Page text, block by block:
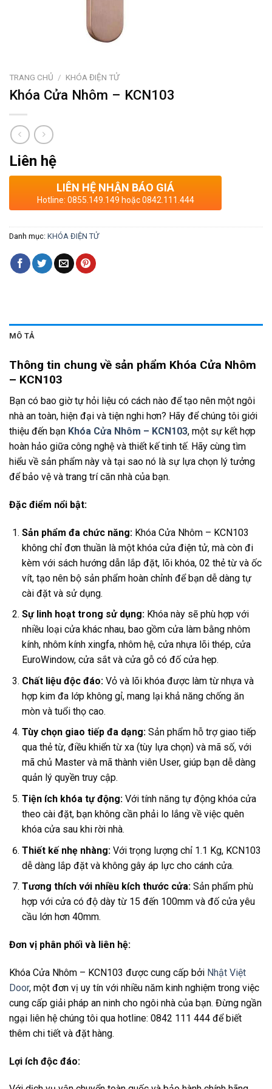
TRANG CHỦ / KHÓA ĐIỆN TỬ
Khóa Cửa Nhôm – KCN103
Liên hệ
LIÊN HỆ NHẬN BÁO GIÁ
Hotline: 0855.149.149 hoặc 0842.111.444
Danh mục: KHÓA ĐIỆN TỬ
MÔ TẢ
Thông tin chung về sản phẩm Khóa Cửa Nhôm
– KCN103
Bạn có bao giờ tự hỏi liệu có cách nào để tạo nên một ngôi
nhà an toàn, hiện đại và tiện nghi hơn? Hãy để chúng tôi giới
thiệu đến bạn Khóa Cửa Nhôm – KCN103, một sự kết hợp
hoàn hảo giữa công nghệ và thiết kế tinh tế. Hãy cùng tìm
hiểu về sản phẩm này và tại sao nó là sự lựa chọn lý tưởng
để bảo vệ và trang trí căn nhà của bạn.
Đặc điểm nổi bật:
Sản phẩm đa chức năng:Khóa Cửa Nhôm – KCN103
không chỉ đơn thuần là một khóa cửa điện tử, mà còn đi
kèm với sách hướng dẫn lắp đặt, lõi khóa, 02 thẻ từ và ốc
vít, tạo nên bộ sản phẩm hoàn chỉnh để bạn dễ dàng tự
cài đặt và sử dụng.
Sự linh hoạt trong sử dụng:Khóa này sẽ phù hợp với
nhiều loại cửa khác nhau, bao gồm cửa làm bằng nhôm
kính, nhôm kính xingfa, nhôm hệ, cửa nhựa lõi thép, cửa
EuroWindow, cửa sắt và cửa gỗ có đố cửa hẹp.
Chất liệu độc đáo:Vỏ và lõi khóa được làm từ nhựa và
hợp kim đa lớp không gỉ, mang lại khả năng chống ăn
mòn và tuổi thọ cao.
Tùy chọn giao tiếp đa dạng:Sản phẩm hỗ trợ giao tiếp
qua thẻ từ, điều khiển từ xa (tùy lựa chọn) và mã số, với
mã chủ Master và mã thành viên User, giúp bạn dễ dàng
quản lý quyền truy cập.
Tiện ích khóa tự động:Với tính năng tự động khóa cửa
theo cài đặt, bạn không cần phải lo lắng về việc quên
khóa cửa sau khi rời nhà.
Thiết kế nhẹ nhàng:Với trọng lượng chỉ 1.1 Kg, KCN103
dễ dàng lắp đặt và không gây áp lực cho cánh cửa.
Tương thích với nhiều kích thước cửa:Sản phẩm phù
hợp với cửa có độ dày từ 15 đến 100mm và đố cửa yêu
cầu lớn hơn 40mm.
Đơn vị phân phối và liên hệ:
Khóa Cửa Nhôm – KCN103 được cung cấp bởi Nhật Việt
Door, một đơn vị uy tín với nhiều năm kinh nghiệm trong việc
cung cấp giải pháp an ninh cho ngôi nhà của bạn. Đừng ngần
ngại liên hệ chúng tôi qua hotline: 0842 111 444 để biết
thêm chi tiết và đặt hàng.
Lợi ích độc đáo: